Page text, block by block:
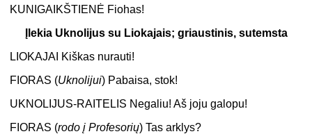
KUNIGAIKŠTIENĖ Fiohas!
Įlekia Uknolijus su Liokajais; griaustinis, sutemsta
LIOKAJAI Kiškas nurauti!
FIORAS (Uknolijui) Pabaisa, stok!
UKNOLIJUS-RAITELIS Negaliu! Aš joju galopu!
FIORAS (rodo į Profesorių) Tas arklys?